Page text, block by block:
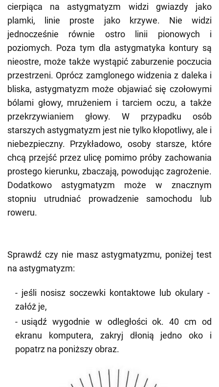
cierpiąca na astygmatyzm widzi gwiazdy jako
plamki, linie proste jako krzywe. Nie widzi
jednocześnie równie ostro linii pionowych i
poziomych. Poza tym dla astygmatyka kontury są
nieostre, może także wystąpić zaburzenie poczucia
przestrzeni. Oprócz zamglonego widzenia z daleka i
bliska, astygmatyzm może objawiać się czołowymi
bólami głowy, mrużeniem i tarciem oczu, a także
przekrzywianiem głowy. W przypadku osób
starszych astygmatyzm jest nie tylko kłopotliwy, ale i
niebezpieczny. Przykładowo, osoby starsze, które
chcą przejść przez ulicę pomimo próby zachowania
prostego kierunku, zbaczają, powodując zagrożenie.
Dodatkowo astygmatyzm może w znacznym
stopniu utrudniać prowadzenie samochodu lub
roweru.
Sprawdź czy nie masz astygmatyzmu, poniżej test
na astygmatyzm:
jeśli nosisz soczewki kontaktowe lub okulary -
załóż je,
usiądź wygodnie w odległości ok. 40 cm od
ekranu komputera, zakryj dłonią jedno oko i
popatrz na poniższy obraz.